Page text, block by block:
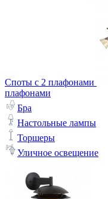
Споты с 2 плафонами
плафонами
Бра
Настольные лампы
Торшеры
Уличное освещение